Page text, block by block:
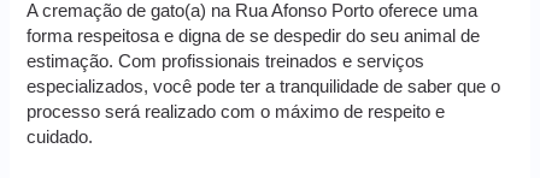
A cremação de gato(a) na Rua Afonso Porto oferece uma
forma respeitosa e digna de se despedir do seu animal de
estimação. Com profissionais treinados e serviços
especializados, você pode ter a tranquilidade de saber que o
processo será realizado com o máximo de respeito e
cuidado.